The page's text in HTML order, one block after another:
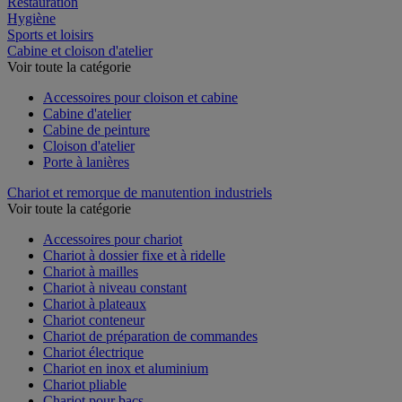
Hygiène
Sports et loisirs
Cabine et cloison d'atelier
Voir toute la catégorie
Accessoires pour cloison et cabine
Cabine d'atelier
Cabine de peinture
Cloison d'atelier
Porte à lanières
Chariot et remorque de manutention industriels
Voir toute la catégorie
Accessoires pour chariot
Chariot à dossier fixe et à ridelle
Chariot à mailles
Chariot à niveau constant
Chariot à plateaux
Chariot conteneur
Chariot de préparation de commandes
Chariot électrique
Chariot en inox et aluminium
Chariot pliable